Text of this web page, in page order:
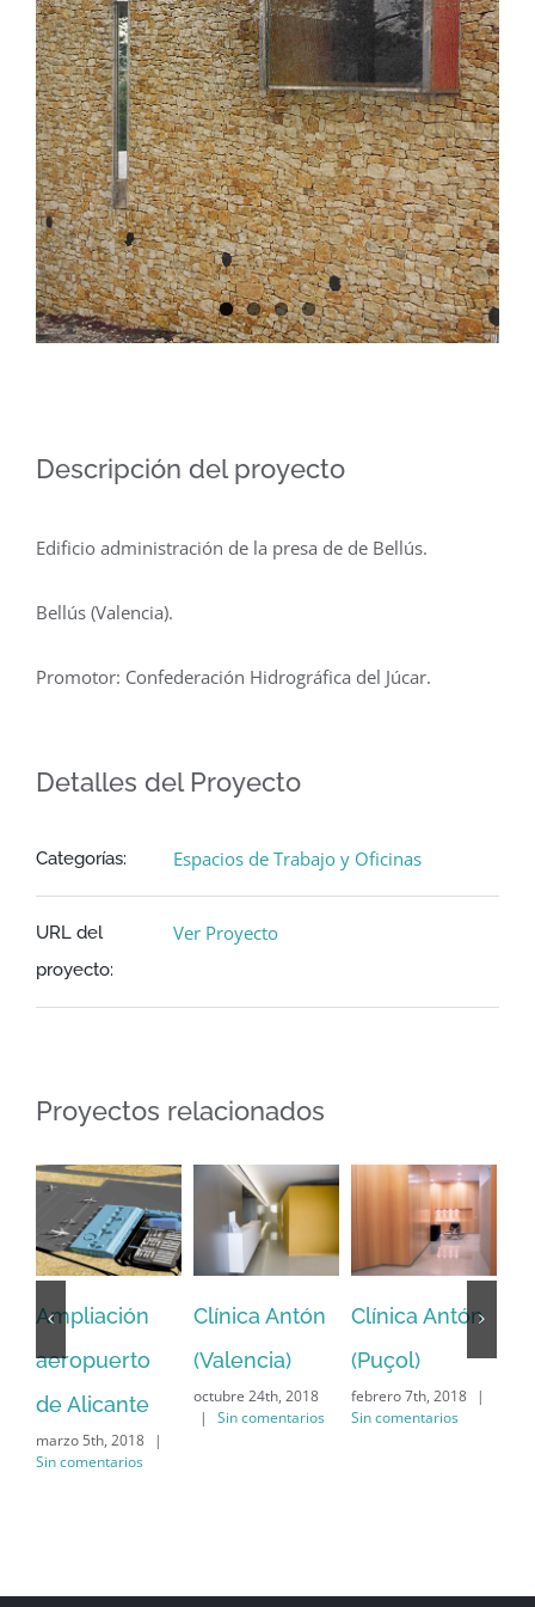
Descripción del proyecto
Edificio administración de la presa de de Bellús.
Bellús (Valencia).
Promotor: Confederación Hidrográfica del Júcar.
Detalles del Proyecto
Categorías: Espacios de Trabajo y Oficinas
URL del
proyecto:
Ver Proyecto
Proyectos relacionados
Ampliación
aeropuerto
de Alicante
marzo 5th, 2018
|
Sin comentarios
Clínica Antón
(Valencia)
octubre 24th, 2018
|
Sin comentarios
Clínica Antón
(Puçol)
febrero 7th, 2018
|
Sin comentarios